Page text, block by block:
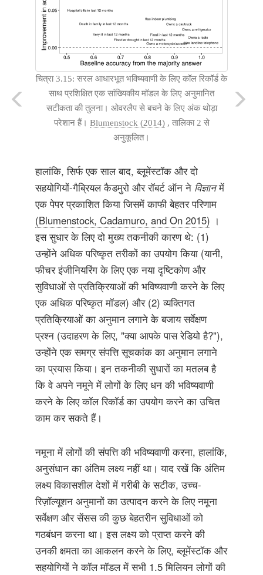
चित्रा 3.15: सरल आधारभूत भविष्यवाणी के लिए कॉल रिकॉर्ड के
साथ प्रशिक्षित एक सांख्यिकीय मॉडल के लिए अनुमानित
सटीकता की तुलना। ओवरलैप से बचने के लिए अंक थोड़ा
परेशान हैं। Blumenstock (2014), तालिका 2 से
अनुकूलित।
हालांकि, सिर्फ एक साल बाद, ब्लूमेंस्टॉक और दो
सहयोगियों-गैब्रियल कैडमुरो और रॉबर्ट ऑन ने विज्ञानमें
एक पेपर प्रकाशित किया जिसमें काफी बेहतर परिणाम
(Blumenstock, Cadamuro, and On 2015) ।
इस सुधार के लिए दो मुख्य तकनीकी कारण थे: (1)
उन्होंने अधिक परिष्कृत तरीकों का उपयोग किया (यानी,
फीचर इंजीनियरिंग के लिए एक नया दृष्टिकोण और
सुविधाओं से प्रतिक्रियाओं की भविष्यवाणी करने के लिए
एक अधिक परिष्कृत मॉडल) और (2) व्यक्तिगत
प्रतिक्रियाओं का अनुमान लगाने के बजाय सर्वेक्षण
प्रश्न (उदाहरण के लिए, "क्या आपके पास रेडियो है?"),
उन्होंने एक समग्र संपत्ति सूचकांक का अनुमान लगाने
का प्रयास किया। इन तकनीकी सुधारों का मतलब है
कि वे अपने नमूने में लोगों के लिए धन की भविष्यवाणी
करने के लिए कॉल रिकॉर्ड का उपयोग करने का उचित
काम कर सकते हैं।
नमूना में लोगों की संपत्ति की भविष्यवाणी करना, हालांकि,
अनुसंधान का अंतिम लक्ष्य नहीं था। याद रखें कि अंतिम
लक्ष्य विकासशील देशों में गरीबी के सटीक, उच्च-
रिज़ॉल्यूशन अनुमानों का उत्पादन करने के लिए नमूना
सर्वेक्षण और सेंसस की कुछ बेहतरीन सुविधाओं को
गठबंधन करना था। इस लक्ष्य को प्राप्त करने की
उनकी क्षमता का आकलन करने के लिए, ब्लूमेंस्टॉक और
सहयोगियों ने कॉल मॉडल में सभी 1.5 मिलियन लोगों की